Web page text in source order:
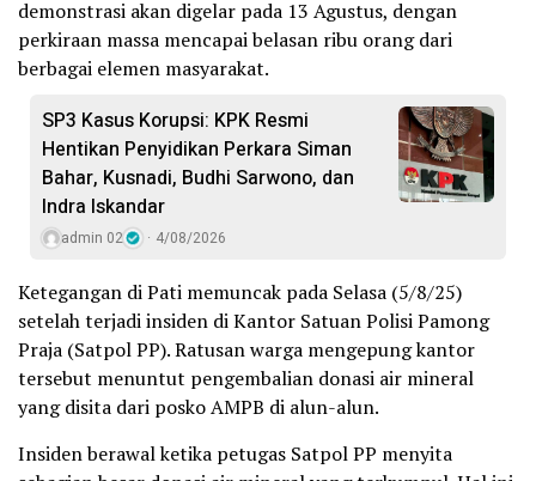
demonstrasi akan digelar pada 13 Agustus, dengan
perkiraan massa mencapai belasan ribu orang dari
berbagai elemen masyarakat.
SP3 Kasus Korupsi: KPK Resmi
Hentikan Penyidikan Perkara Siman
Bahar, Kusnadi, Budhi Sarwono, dan
Indra Iskandar
admin 02 4/08/2026
Ketegangan di Pati memuncak pada Selasa (5/8/25)
setelah terjadi insiden di Kantor Satuan Polisi Pamong
Praja (Satpol PP). Ratusan warga mengepung kantor
tersebut menuntut pengembalian donasi air mineral
yang disita dari posko AMPB di alun-alun.
Insiden berawal ketika petugas Satpol PP menyita